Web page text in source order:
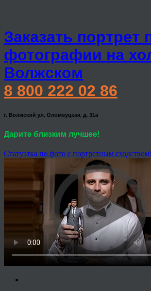
Заказать портрет
фотографии на
Волжском
8 800 222 02 86
г. Волжский ул. Оломоуцкая, д. 31а
Дарите близким лучшее!
Статуэтка по фото с портретным сходством!